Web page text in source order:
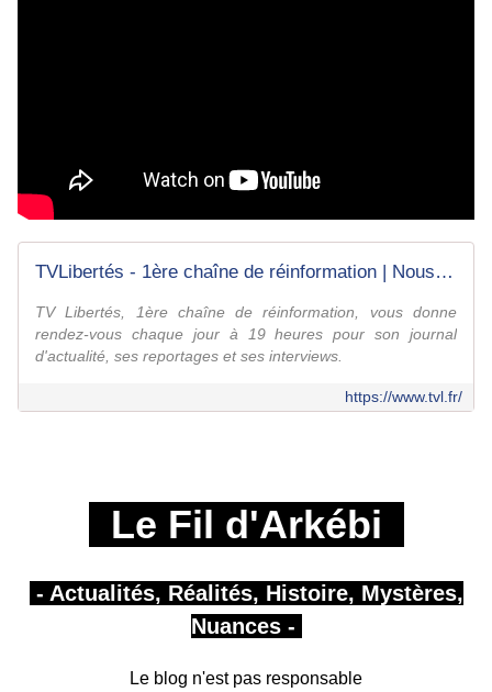
TVLibertés - 1ère chaîne de réinformation | Nous, c'est vous
TV Libertés, 1ère chaîne de réinformation, vous donne
rendez-vous chaque jour à 19 heures pour son journal
d'actualité, ses reportages et ses interviews.
https://www.tvl.fr/
Le Fil d'Arkébi
- Actualités, Réalités, Histoire, Mystères,
Nuances -
Le blog n'est pas responsable